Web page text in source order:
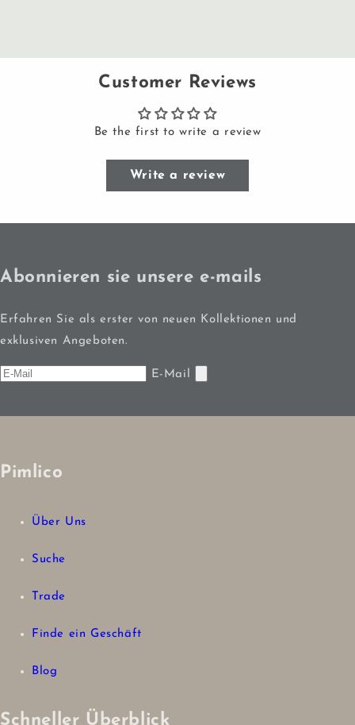
Customer Reviews
Be the first to write a review
Write a review
Abonnieren sie unsere e-mails
Erfahren Sie als erster von neuen Kollektionen und
exklusiven Angeboten.
E-Mail
Pimlico
Über Uns
Suche
Trade
Finde ein Geschäft
Blog
Schneller Überblick